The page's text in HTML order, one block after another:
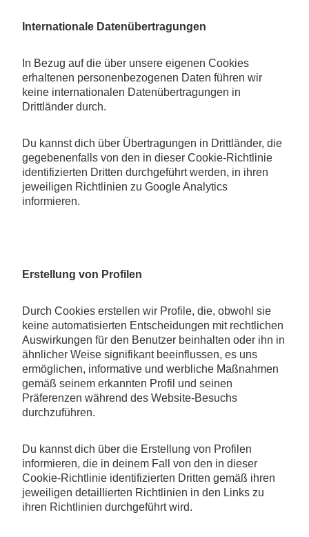
Internationale Datenübertragungen
In Bezug auf die über unsere eigenen Cookies
erhaltenen personenbezogenen Daten führen wir
keine internationalen Datenübertragungen in
Drittländer durch.
Du kannst dich über Übertragungen in Drittländer, die
gegebenenfalls von den in dieser Cookie-Richtlinie
identifizierten Dritten durchgeführt werden, in ihren
jeweiligen Richtlinien zu Google Analytics
informieren.
Erstellung von Profilen
Durch Cookies erstellen wir Profile, die, obwohl sie
keine automatisierten Entscheidungen mit rechtlichen
Auswirkungen für den Benutzer beinhalten oder ihn in
ähnlicher Weise signifikant beeinflussen, es uns
ermöglichen, informative und werbliche Maßnahmen
gemäß seinem erkannten Profil und seinen
Präferenzen während des Website-Besuchs
durchzuführen.
Du kannst dich über die Erstellung von Profilen
informieren, die in deinem Fall von den in dieser
Cookie-Richtlinie identifizierten Dritten gemäß ihren
jeweiligen detaillierten Richtlinien in den Links zu
ihren Richtlinien durchgeführt wird.